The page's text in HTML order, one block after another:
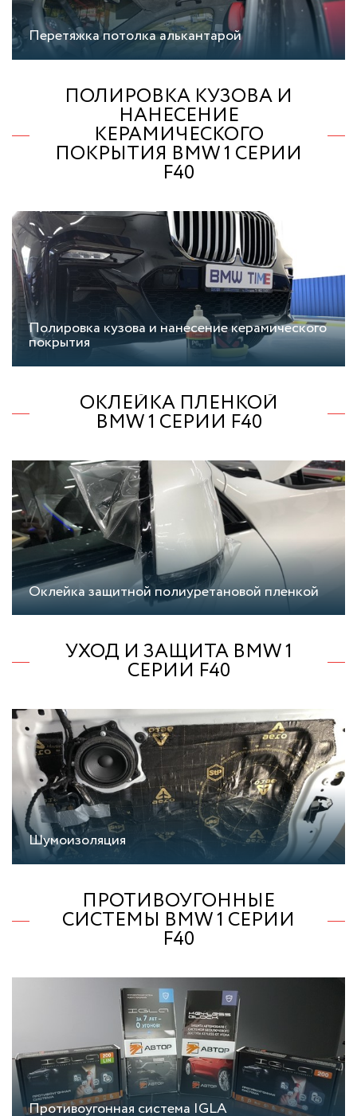
Перетяжка потолка алькантарой
ПОЛИРОВКА КУЗОВА И
НАНЕСЕНИЕ
КЕРАМИЧЕСКОГО
ПОКРЫТИЯ BMW 1 СЕРИИ
F40
Полировка кузова и нанесение керамического
покрытия
ОКЛЕЙКА ПЛЕНКОЙ
BMW 1 СЕРИИ F40
Оклейка защитной полиуретановой пленкой
УХОД И ЗАЩИТА BMW 1
СЕРИИ F40
Шумоизоляция
ПРОТИВОУГОННЫЕ
СИСТЕМЫ BMW 1 СЕРИИ
F40
Противоугонная система IGLA